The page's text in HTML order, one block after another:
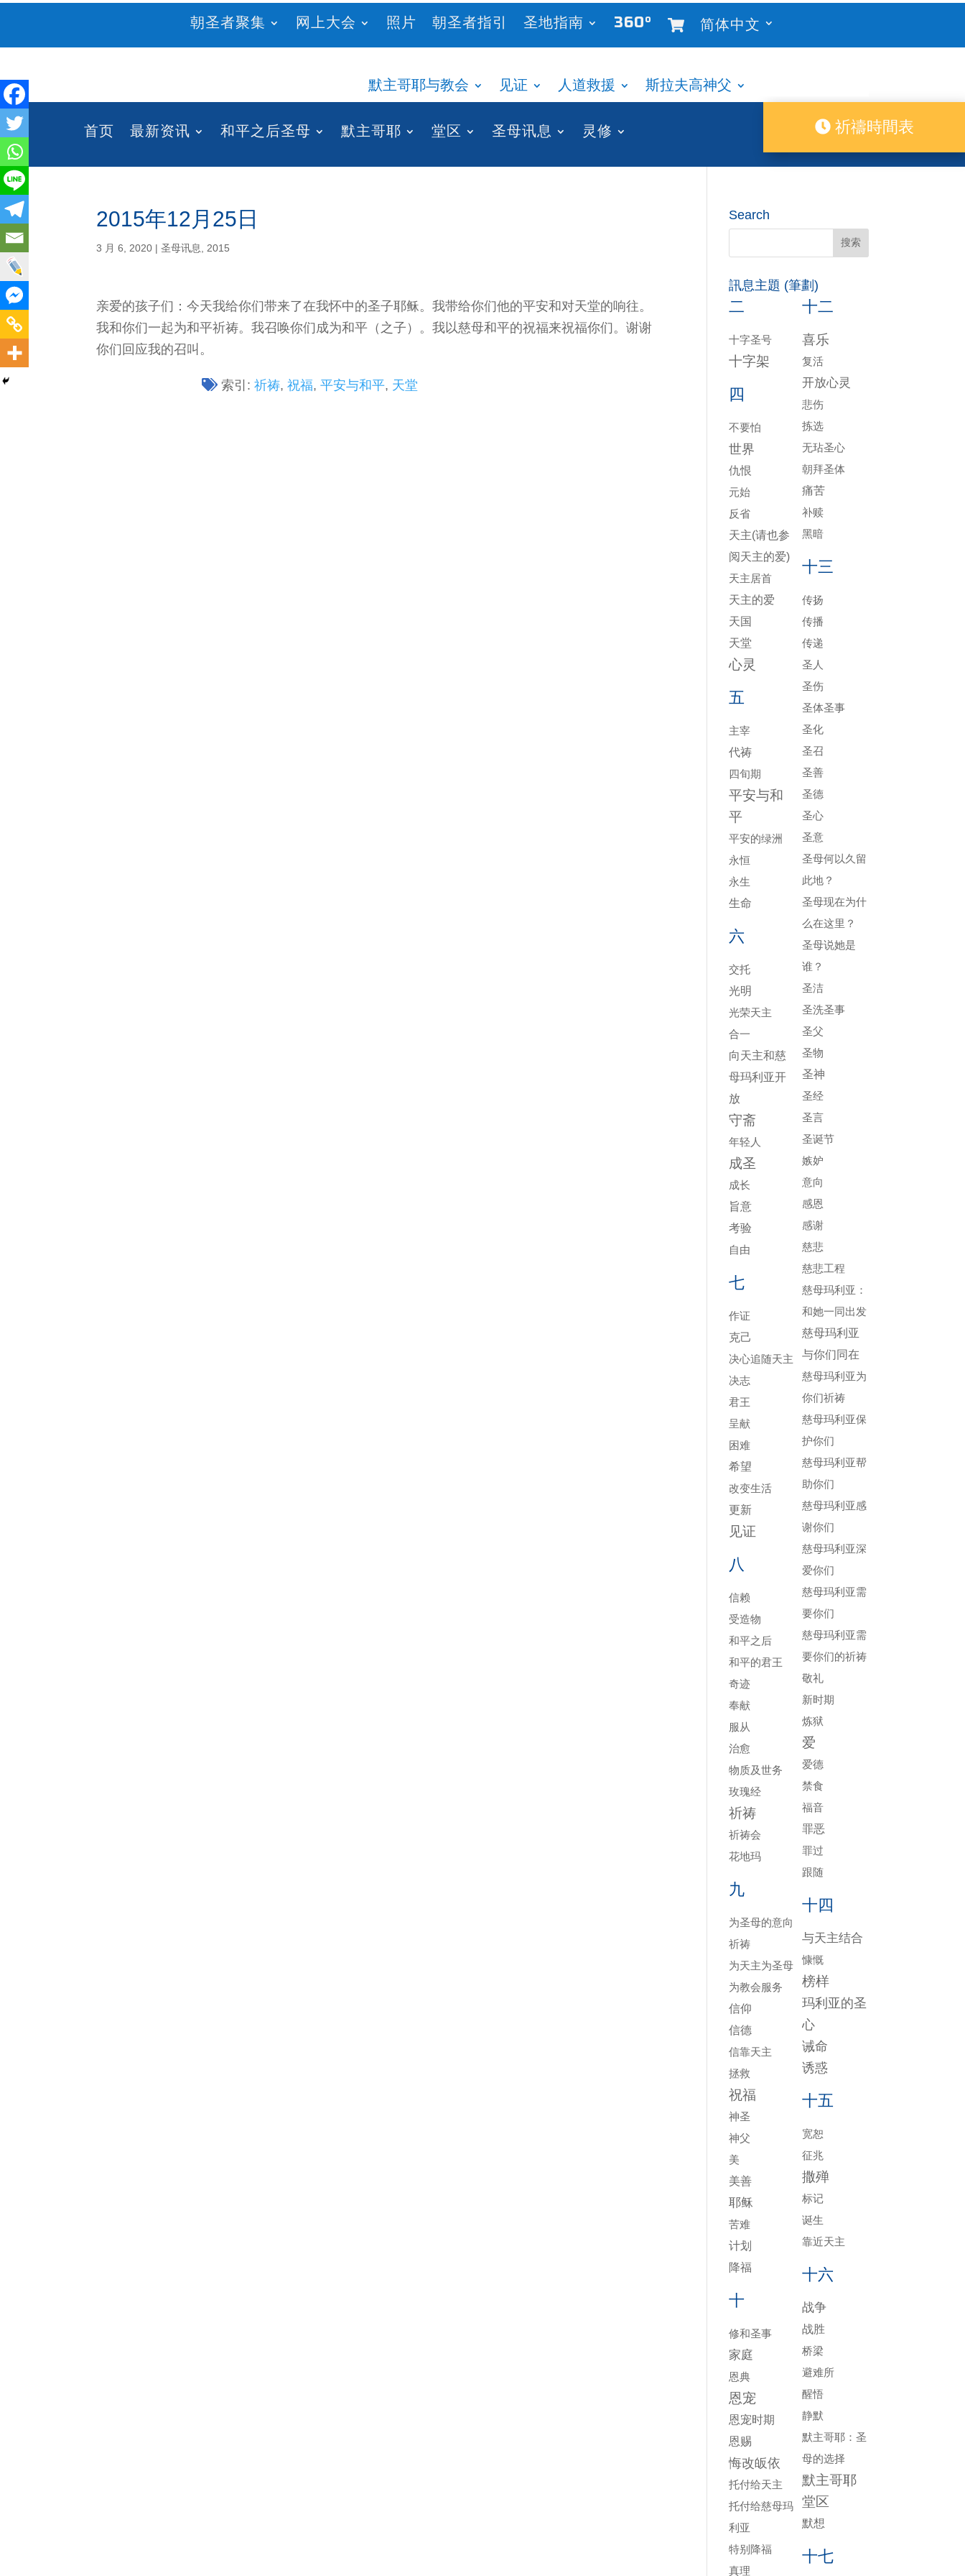
朝圣者聚集 网上大会 照片 朝圣者指引 圣地指南 360° 简体中文
默主哥耶与教会 见证 人道救援 斯拉夫高神父
首页 最新资讯 和平之后圣母 默主哥耶 堂区 圣母讯息 灵修 祈禱時間表
2015年12月25日
3 月 6, 2020 |圣母讯息 2015
亲爱的孩子们：今天我给你们带来了在我怀中的圣子耶稣。我带给你们他的平安和对天堂的响往。
我和你们一起为和平祈祷。我召唤你们成为和平（之子）。我以慈母和平的祝福来祝福你们。谢谢
你们回应我的召叫。
索引:祈祷,祝福,平安与和平, 天堂
Search
訊息主題 (筆劃)
二
十字圣号
十字架
四
不要怕
世界
仇恨
元始
反省
天主(请也参
阅天主的爱)
天主居首
天主的爱
天国
天堂
心灵
五
主宰
代祷
四旬期
平安与和
平
平安的绿洲
永恒
永生
生命
六
交托
光明
光荣天主
合一
向天主和慈
母玛利亚开
放
守斋
年轻人
成圣
成长
旨意
考验
自由
七
作证
克己
决心追随天主
决志
君王
呈献
困难
希望
改变生活
更新
见证
八
信赖
受造物
和平之后
和平的君王
奇迹
奉献
服从
治愈
物质及世务
玫瑰经
祈祷
祈祷会
花地玛
九
为圣母的意向
祈祷
为天主为圣母
为教会服务
信仰
信德
信靠天主
拯救
祝福
神圣
神父
美
美善
耶稣
苦难
计划
降福
十
修和圣事
家庭
恩典
恩宠
恩宠时期
恩赐
悔改皈依
托付给天主
托付给慈母玛
利亚
特别降福
真理
十二
喜乐
复活
开放心灵
悲伤
拣选
无玷圣心
朝拜圣体
痛苦
补赎
黑暗
十三
传扬
传播
传递
圣人
圣伤
圣体圣事
圣化
圣召
圣善
圣德
圣心
圣意
圣母何以久留
此地？
圣母现在为什
么在这里？
圣母说她是
谁？
圣洁
圣洗圣事
圣父
圣物
圣神
圣经
圣言
圣诞节
嫉妒
意向
感恩
感谢
慈悲
慈悲工程
慈母玛利亚：
和她一同出发
慈母玛利亚
与你们同在
慈母玛利亚为
你们祈祷
慈母玛利亚保
护你们
慈母玛利亚帮
助你们
慈母玛利亚感
谢你们
慈母玛利亚深
爱你们
慈母玛利亚需
要你们
慈母玛利亚需
要你们的祈祷
敬礼
新时期
炼狱
爱
爱德
禁食
福音
罪恶
罪过
跟随
十四
与天主结合
慷慨
榜样
玛利亚的圣
心
诫命
诱惑
十五
宽恕
征兆
撒殚
标记
诞生
靠近天主
十六
战争
战胜
桥梁
避难所
醒悟
静默
默主哥耶：圣
母的选择
默主哥耶
堂区
默想
十七